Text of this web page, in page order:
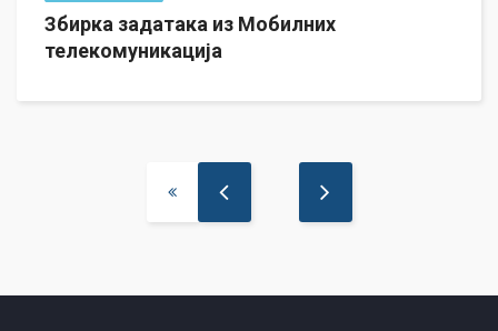
Збирка задатака из Мобилних
телекомуникација